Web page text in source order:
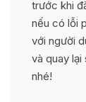
trước khi
nếu có lỗi
với người
và quay
nhé!